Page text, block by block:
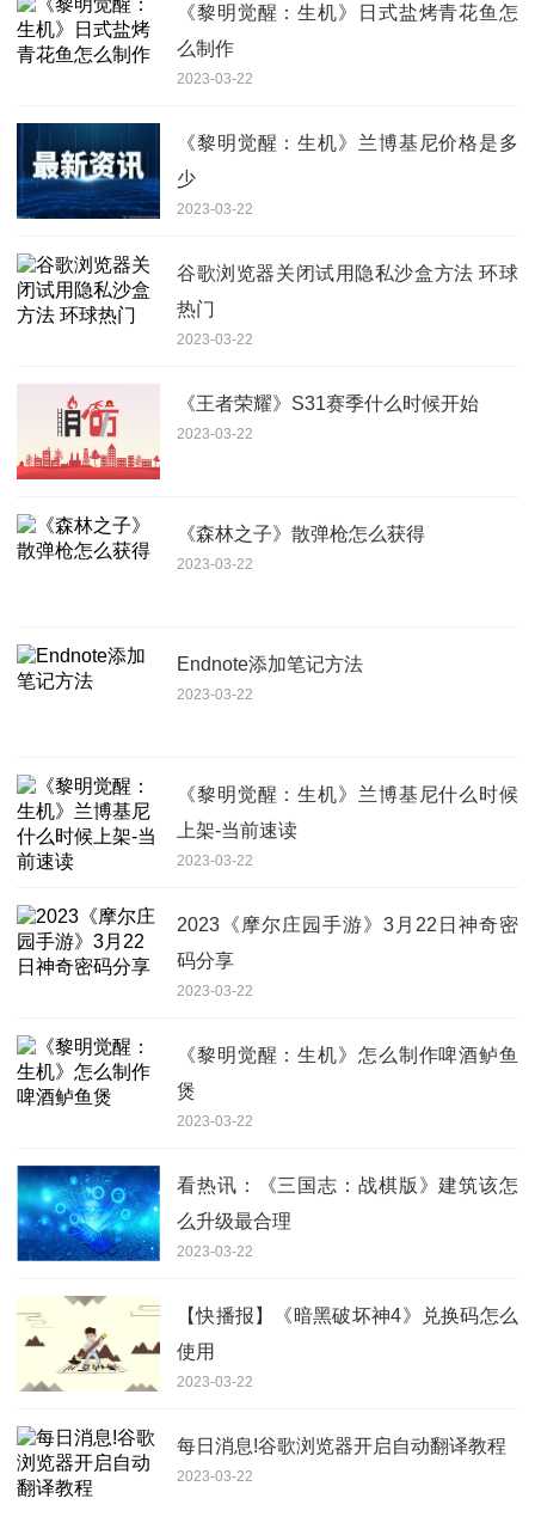
《黎明觉醒：生机》日式盐烤青花鱼怎
么制作
2023-03-22
《黎明觉醒：生机》兰博基尼价格是多
少
2023-03-22
谷歌浏览器关闭试用隐私沙盒方法 环球
热门
2023-03-22
《王者荣耀》S31赛季什么时候开始
2023-03-22
《森林之子》散弹枪怎么获得
2023-03-22
Endnote添加笔记方法
2023-03-22
《黎明觉醒：生机》兰博基尼什么时候
上架-当前速读
2023-03-22
2023《摩尔庄园手游》3月22日神奇密
码分享
2023-03-22
《黎明觉醒：生机》怎么制作啤酒鲈鱼
煲
2023-03-22
看热讯：《三国志：战棋版》建筑该怎
么升级最合理
2023-03-22
【快播报】《暗黑破坏神4》兑换码怎么
使用
2023-03-22
每日消息!谷歌浏览器开启自动翻译教程
2023-03-22